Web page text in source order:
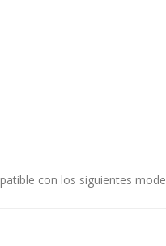
con los siguientes
Estas cookies nos permiten
ayudan a saber qué páginas